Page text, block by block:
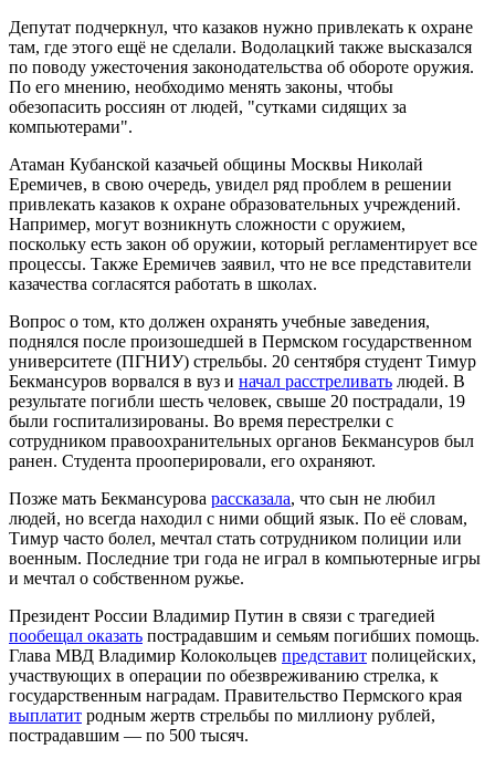
Депутат подчеркнул, что казаков нужно привлекать к охране
там, где этого ещё не сделали. Водолацкий также высказался
по поводу ужесточения законодательства об обороте оружия.
По его мнению, необходимо менять законы, чтобы
обезопасить россиян от людей, "сутками сидящих за
компьютерами".
Атаман Кубанской казачьей общины Москвы Николай
Еремичев, в свою очередь, увидел ряд проблем в решении
привлекать казаков к охране образовательных учреждений.
Например, могут возникнуть сложности с оружием,
поскольку есть закон об оружии, который регламентирует все
процессы. Также Еремичев заявил, что не все представители
казачества согласятся работать в школах.
Вопрос о том, кто должен охранять учебные заведения,
поднялся после произошедшей в Пермском государственном
университете (ПГНИУ) стрельбы. 20 сентября студент Тимур
Бекмансуров ворвался в вуз и начал расстреливать людей. В
результате погибли шесть человек, свыше 20 пострадали, 19
были госпитализированы. Во время перестрелки с
сотрудником правоохранительных органов Бекмансуров был
ранен. Студента прооперировали, его охраняют.
Позже мать Бекмансурова рассказала, что сын не любил
людей, но всегда находил с ними общий язык. По её словам,
Тимур часто болел, мечтал стать сотрудником полиции или
военным. Последние три года не играл в компьютерные игры
и мечтал о собственном ружье.
Президент России Владимир Путин в связи с трагедией
пообещал оказать пострадавшим и семьям погибших помощь.
Глава МВД Владимир Колокольцев представит полицейских,
участвующих в операции по обезвреживанию стрелка, к
государственным наградам. Правительство Пермского края
выплатит родным жертв стрельбы по миллиону рублей,
пострадавшим — по 500 тысяч.